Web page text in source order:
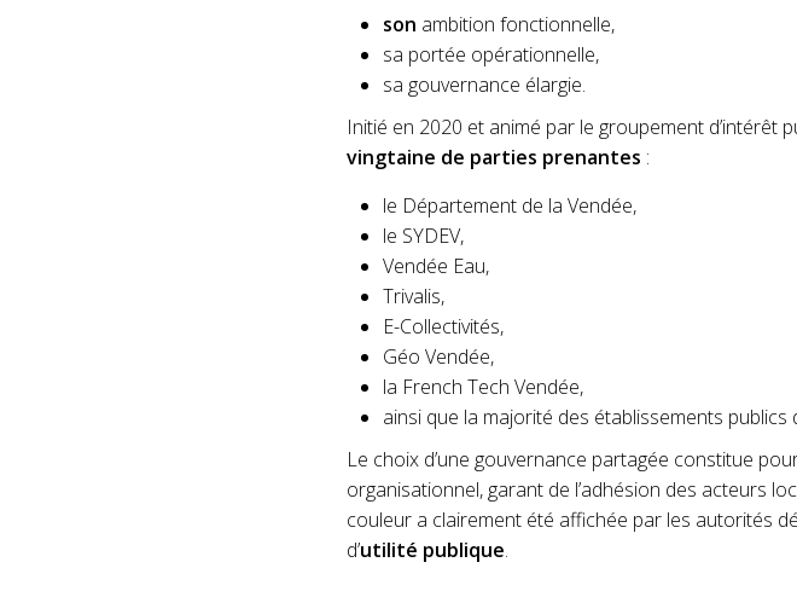
son ambition fonctionnelle,
sa portée opérationnelle,
sa gouvernance élargie.
Initié en 2020 et animé par le groupement d’intérêt
vingtaine de parties prenantes :
le Département de la Vendée,
le SYDEV,
Vendée Eau,
Trivalis,
E-Collectivités,
Géo Vendée,
la French Tech Vendée,
ainsi que la majorité des établissements
Le choix d’une gouvernance partagée constitue
organisationnel, garant de l’adhésion des acteurs
couleur a clairement été affichée par les autorités
d’utilité publique.